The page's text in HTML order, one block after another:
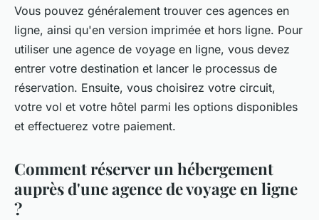
Vous pouvez généralement trouver ces agences en
ligne, ainsi qu'en version imprimée et hors ligne. Pour
utiliser une agence de voyage en ligne, vous devez
entrer votre destination et lancer le processus de
réservation. Ensuite, vous choisirez votre circuit,
votre vol et votre hôtel parmi les options disponibles
et effectuerez votre paiement.
Comment réserver un hébergement
auprès d'une agence de voyage en ligne
?